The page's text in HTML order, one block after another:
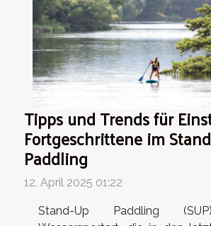
Tipps und Trends für
Fortgeschrittene im
Paddling
12. April 2025 01:22
Stand-Up Paddling